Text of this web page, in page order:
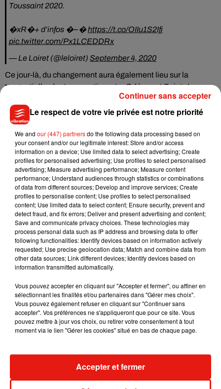
Toussaint 2020.
�xR�+ d’infos �~�️https://t.co/OIIu1S2Ifj
pic.twitter.com/Px1LCEDDRx
— Le Loiret (@leloiret) September 4, 2020
Ce jour-là, du changement aura également lieu sur la
tangentielle, dont une partie, entre Orléans et Saint-Jean-
de-La-Ruelle, devrait à l’inverse voir la limitation de vitesse
redescendre à 70km/h.
Musique
Julien Lieb s’essaye à la vie de chatelain
dans son nouveau clip
Madonna sort enfin le remix de « Love
Sensation » avec Kylie Minogue
Tayc et Didi B dévoilent le single le plus
dansant de l’année
Le respect de votre vie privée est notre priorité
We and our (447) partnersdo the following data processing based on
your consent and/or our legitimate interest: Store and/or access
information on a device; Use limited data to select advertising; Create
profiles for personalised advertising; Use profiles to select personalised
advertising; Measure advertising performance; Measure content
performance; Understand audiences through statistics or combinations
of data from different sources; Develop and improve services; Create
profiles to personalise content; Use profiles to select personalised
content; Use limited data to select content; Ensure security, prevent and
detect fraud, and fix errors; Deliver and present advertising and content;
Save and communicate privacy choices. These technologies may
process personal data such as IP address and browsing data to offer
following functionalities: Identify devices based on information actively
requested; Use precise geolocation data; Match and combine data from
other data sources; Link different devices; Identify devices based on
information transmitted automatically.
Vous pouvez accepter en cliquant sur "Accepter et fermer", ou affiner en
sélectionnant les finalités et/ou partenaires dans "Gérer mes choix".
Vous pouvez également refuser en cliquant sur "Continuer sans
accepter". Vos préférences ne s'appliqueront que pour ce site. Vous
pouvez mettre à jour vos choix, ou retirer votre consentement à tout
moment via le lien "Gérer les cookies" situé en bas de chaque page.
Accepter et fermer
Continuer sans accepter